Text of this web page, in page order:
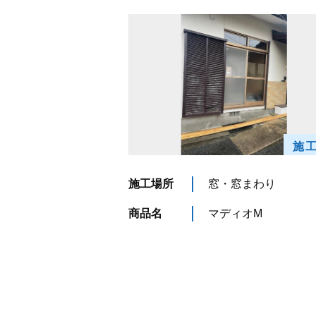
施
施工場所 窓・窓まわり
商品名 マディオM